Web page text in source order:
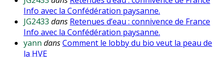
Info avec la Confédération paysanne.
JG2433 dans Retenues d’eau : connivence de France
Info avec la Confédération paysanne.
yann dansComment le lobby du bio veut la peau de
la HVE